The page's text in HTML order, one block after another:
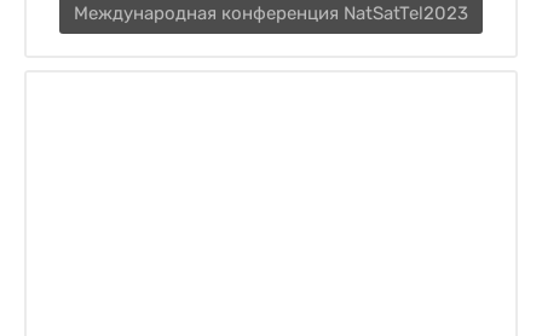
Международная конференция NatSatTel2023